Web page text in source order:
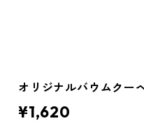
オリジナルバウムクー
¥1,620